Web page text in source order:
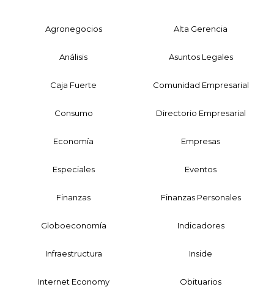
Agronegocios Alta Gerencia
Análisis Asuntos Legales
Caja Fuerte Comunidad Empresarial
Consumo Directorio Empresarial
Economía Empresas
Especiales Eventos
Finanzas Finanzas Personales
Globoeconomía Indicadores
Infraestructura Inside
Internet Economy Obituarios